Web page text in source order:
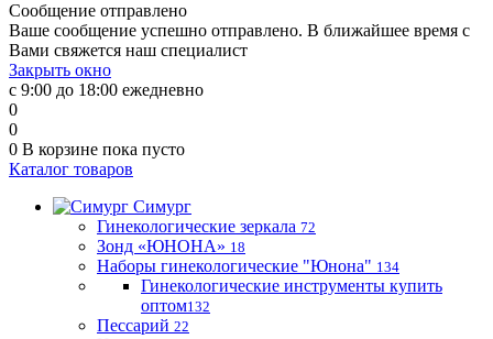
Сообщение отправлено
Ваше сообщение успешно отправлено. В ближайшее время с
Вами свяжется наш специалист
Закрыть окно
с 9:00 до 18:00 ежедневно
0
0
0 В корзине пока пусто
Каталог товаров
Симург
Гинекологические зеркала 72
Зонд «ЮНОНА» 18
Наборы гинекологические "Юнона" 134
Гинекологические инструменты купить
оптом132
Пессарий 22